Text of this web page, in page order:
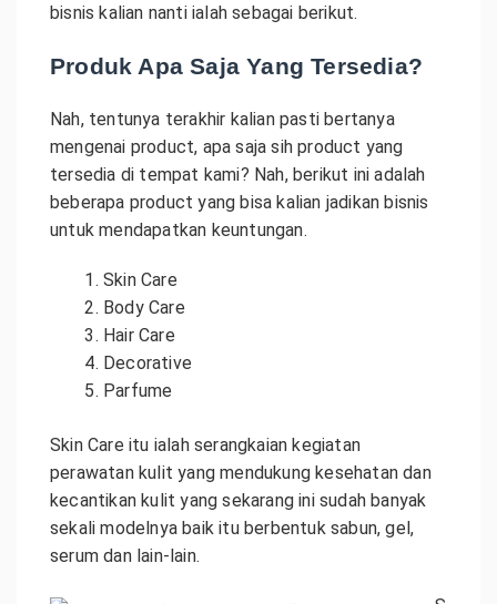
bisnis kalian nanti ialah sebagai berikut.
Produk Apa Saja Yang Tersedia?
Nah, tentunya terakhir kalian pasti bertanya
mengenai product, apa saja sih product yang
tersedia di tempat kami? Nah, berikut ini adalah
beberapa product yang bisa kalian jadikan bisnis
untuk mendapatkan keuntungan.
Skin Care
Body Care
Hair Care
Decorative
Parfume
Skin Care itu ialah serangkaian kegiatan
perawatan kulit yang mendukung kesehatan dan
kecantikan kulit yang sekarang ini sudah banyak
sekali modelnya baik itu berbentuk sabun, gel,
serum dan lain-lain.